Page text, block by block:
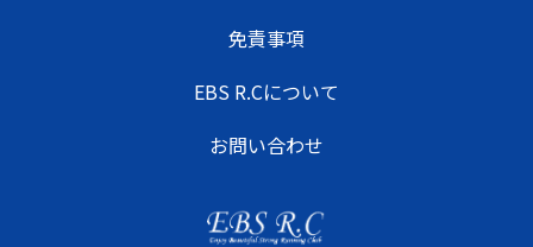
免責事項
EBS R.Cについて
お問い合わせ